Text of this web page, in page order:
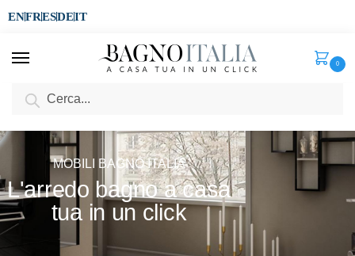
ENFRESDEIT
0
MOBILI BAGNO ITALIA
L'arredo bagno a casa
tua in un click